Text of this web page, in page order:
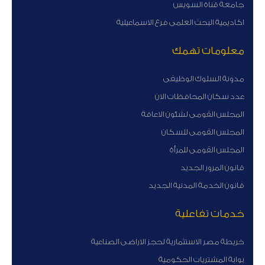
جامعة قناة السويس
اكاديمية البحث العلمى فرع الاسماعيلية
معلومات تهمك
مدونة السلوك الوظيفى
عدد سكان المحافظات الان
المجلس القومى لشئون الاعاقة
المجلس القومى للسكان
المجلس القومى للمرأة
قانون المرور الجديد
قانون الخدمة المدنية الجديد
خدمات تفاعلية
خريطة مصر الاستثمارية لحجز الاراضى الصناعية
بوابة المشتريات الحكومية